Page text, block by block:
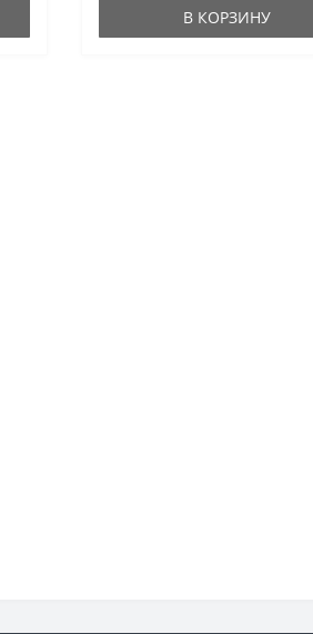
В КОРЗИНУ